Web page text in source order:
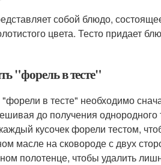
собой блюдо,
цвета. Тесто придает
"форель в тесте"
в тесте" необходимо
до получения
кусочек форели тестом,
масле на сковороде с двух
полотенце, чтобы удалить